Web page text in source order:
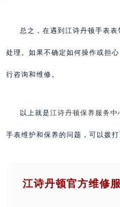
总之，在遇到江诗丹顿手表
处理。如果不确定如何操作或担
行咨询和维修。
以上就是江诗丹顿保养服务中
手表维护和保养的问题，可以拨
江诗丹顿官方维修